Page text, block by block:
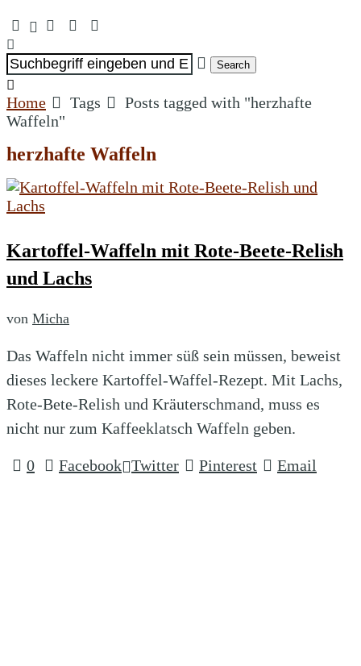
Search
Home Tags
Posts tagged with "herzhafte
Waffeln"
herzhafte Waffeln
Kartoffel-Waffeln mit Rote-Beete-Relish
und Lachs
von Micha
Das Waffeln nicht immer süß sein müssen, beweist
dieses leckere Kartoffel-Waffel-Rezept. Mit Lachs,
Rote-Bete-Relish und Kräuterschmand, muss es
nicht nur zum Kaffeeklatsch Waffeln geben.
0 Facebook Twitter Pinterest Email